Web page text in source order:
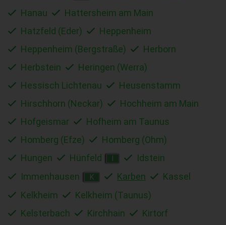
Hanau
Hattersheim am Main
Hatzfeld (Eder)
Heppenheim
Heppenheim (Bergstraße)
Herborn
Herbstein
Heringen (Werra)
Hessisch Lichtenau
Heusenstamm
Hirschhorn (Neckar)
Hochheim am Main
Hofgeismar
Hofheim am Taunus
Homberg (Efze)
Homberg (Ohm)
Hungen
Hünfeld
Idstein
Immenhausen
K Karben
Kassel
Kelkheim
Kelkheim (Taunus)
Kelsterbach
Kirchhain
Kirtorf